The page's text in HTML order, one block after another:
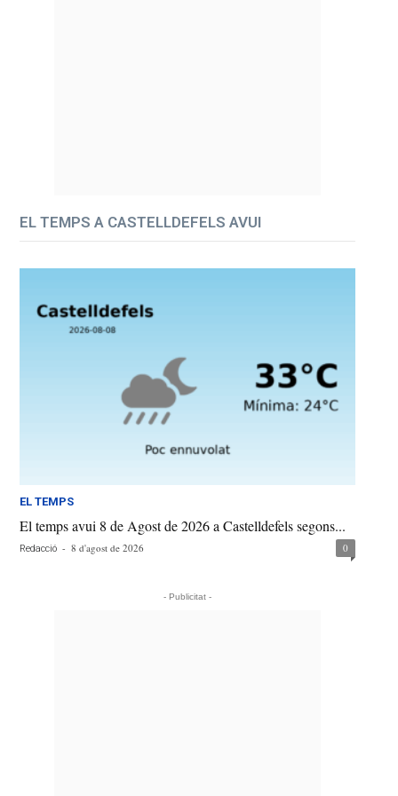
EL TEMPS A CASTELLDEFELS AVUI
EL TEMPS
El temps avui 8 de Agost de 2026 a Castelldefels segons...
Redacció - 8 d'agost de 2026 0
- Publicitat -